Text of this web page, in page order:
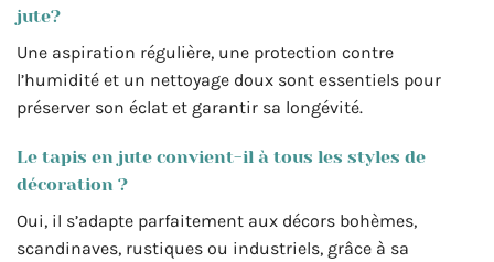
jute?
Une aspiration régulière, une protection contre
l’humidité et un nettoyage doux sont essentiels pour
préserver son éclat et garantir sa longévité.
Le tapis en jute convient-il à tous les styles de
décoration ?
Oui, il s’adapte parfaitement aux décors bohèmes,
scandinaves, rustiques ou industriels, grâce à sa